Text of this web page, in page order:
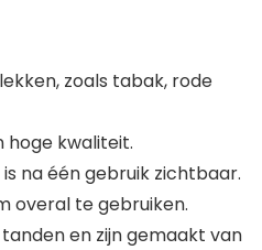
zoals tabak, rode
hoge kwaliteit.
na één gebruik zichtbaar.
overal te gebruiken.
en zijn gemaakt van